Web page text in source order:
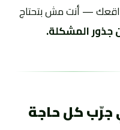
— أنت مش بتحتاج
جذور المشكلة.
جرّب كل حاجة